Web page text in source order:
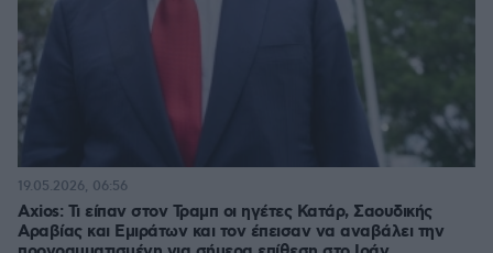
Axios: Τι είπαν στον Τραμπ οι ηγέτες Κατάρ, Σαουδικής
Αραβίας και Εμιράτων και τον έπεισαν να αναβάλει την
19.05.2026, 06:56